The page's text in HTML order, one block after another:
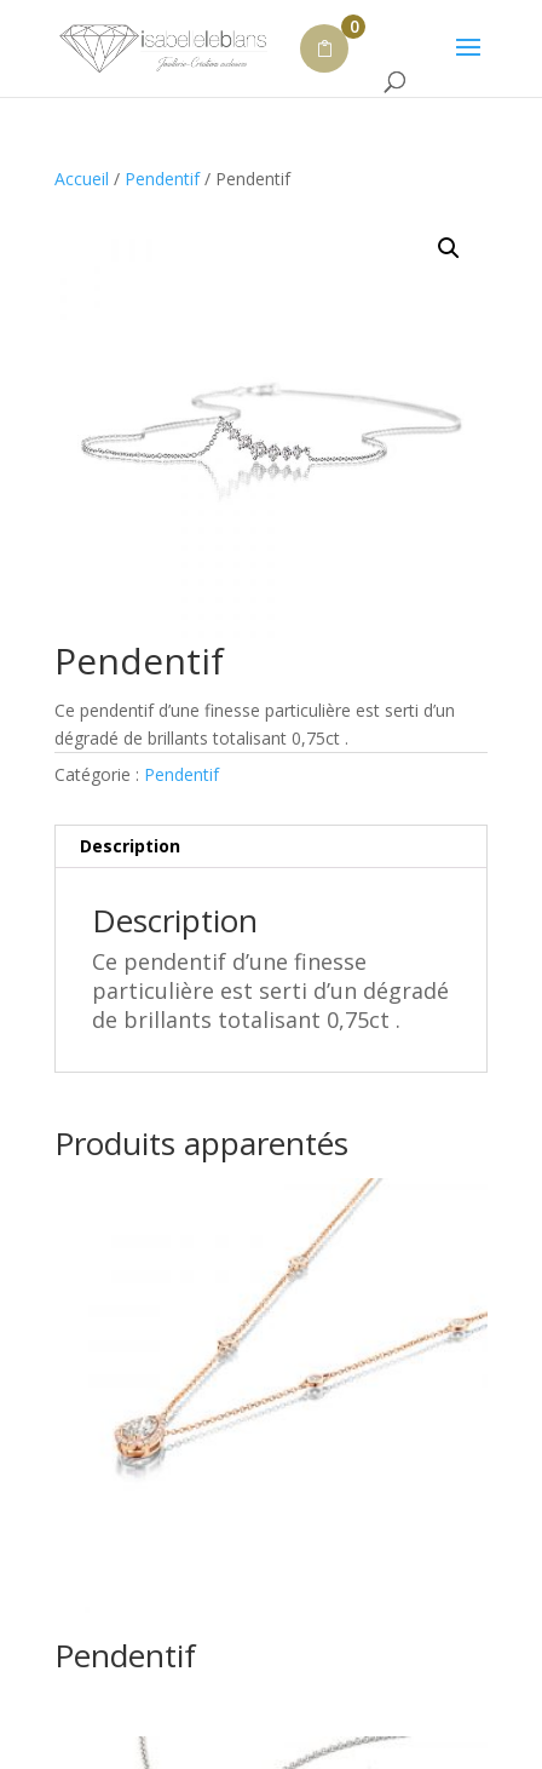
0
Accueil / Pendentif/ Pendentif
Pendentif
Ce pendentif d’une finesse particulière est serti d’un
dégradé de brillants totalisant 0,75ct .
Catégorie : Pendentif
Description
Description
Ce pendentif d’une finesse
particulière est serti d’un dégradé
de brillants totalisant 0,75ct .
Produits apparentés
Pendentif